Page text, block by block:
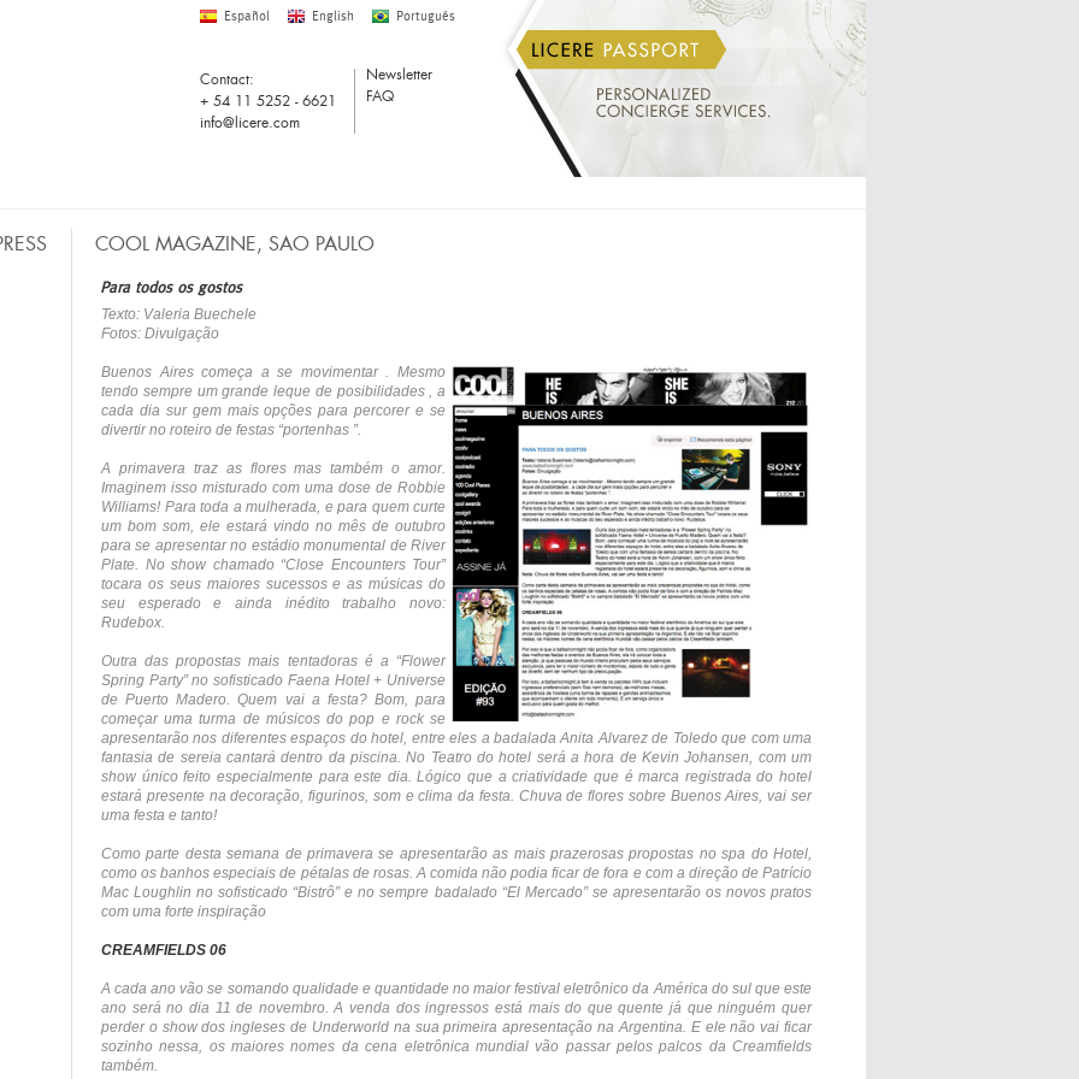
Español English Portugués
Contact:
+ 54 11 5252 - 6621
info@licere.com
Newsletter
FAQ
COMPRAS
COOL MAGAZINE, SAO PAULO
Para todos os gostos
Texto: Valeria Buechele
Fotos: Divulgação
Buenos Aires começa a se movimentar . Mesmo
tendo sempre um grande leque de posibilidades , a
cada dia sur gem mais opções para percorer e se
divertir no roteiro de festas “portenhas ”.
A primavera traz as flores mas também o amor.
Imaginem isso misturado com uma dose de Robbie
Williams! Para toda a mulherada, e para quem curte
um bom som, ele estará vindo no mês de outubro
para se apresentar no estádio monumental de River
Plate. No show chamado “Close Encounters Tour”
tocara os seus maiores sucessos e as músicas do
seu esperado e ainda inédito trabalho novo:
Rudebox.
Outra das propostas mais tentadoras é a “Flower
Spring Party” no sofisticado Faena Hotel + Universe
de Puerto Madero. Quem vai a festa? Bom, para
começar uma turma de músicos do pop e rock se
apresentarão nos diferentes espaços do hotel, entre eles a badalada Anita Alvarez de Toledo que com uma
fantasia de sereia cantará dentro da piscina. No Teatro do hotel será a hora de Kevin Johansen, com um
show único feito especialmente para este dia. Lógico que a criatividade que é marca registrada do hotel
estará presente na decoração, figurinos, som e clima da festa. Chuva de flores sobre Buenos Aires, vai ser
uma festa e tanto!
Como parte desta semana de primavera se apresentarão as mais prazerosas propostas no spa do Hotel,
como os banhos especiais de pétalas de rosas. A comida não podia ficar de fora e com a direção de Patrício
Mac Loughlin no sofisticado “Bistrô” e no sempre badalado “El Mercado” se apresentarão os novos pratos
com uma forte inspiração
CREAMFIELDS 06
A cada ano vão se somando qualidade e quantidade no maior festival eletrônico da América do sul que este
ano será no dia 11 de novembro. A venda dos ingressos está mais do que quente já que ninguém quer
perder o show dos ingleses de Underworld na sua primeira apresentação na Argentina. E ele não vai ficar
sozinho nessa, os maiores nomes da cena eletrônica mundial vão passar pelos palcos da Creamfields
também.